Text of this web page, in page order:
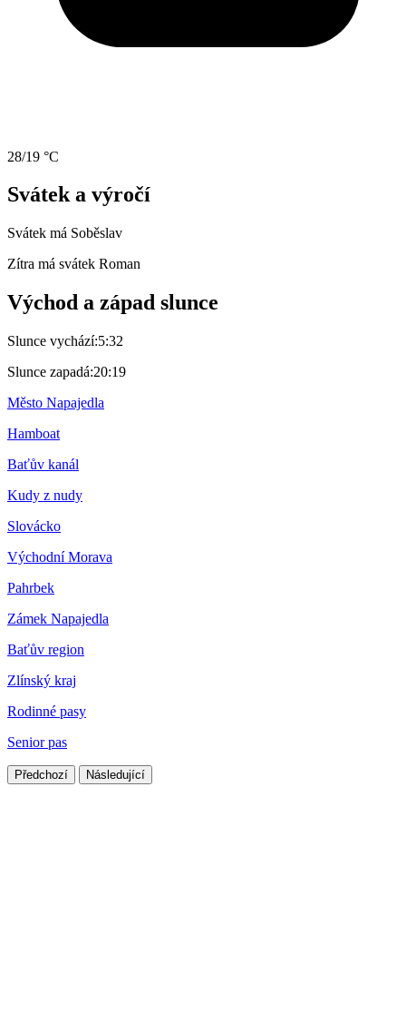
28/19 °C
Svátek a výročí
Svátek má Soběslav
Zítra má svátek Roman
Východ a západ slunce
Slunce vychází:5:32
Slunce zapadá:20:19
Město Napajedla
Hamboat
Baťův kanál
Kudy z nudy
Slovácko
Východní Morava
Pahrbek
Zámek Napajedla
Baťův region
Zlínský kraj
Rodinné pasy
Senior pas
Předchozí Následující